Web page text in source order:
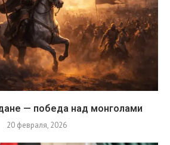
— победа над монголами
20 февраля, 2026